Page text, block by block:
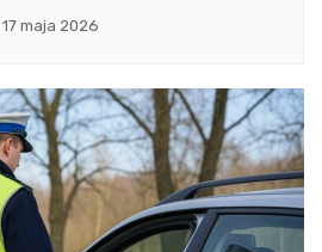
17 maja 2026